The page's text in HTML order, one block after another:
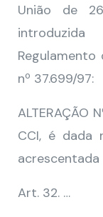
União de
nº 37.699/97:
ALTERAÇÃO
CCI, é
Art. 32. …